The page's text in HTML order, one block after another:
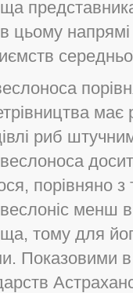
цьому напрямі
має
риб
порівняно
менш
тому для
Показовими